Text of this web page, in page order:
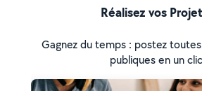
Réalisez vos
Gagnez du temps : postez
publiques en un